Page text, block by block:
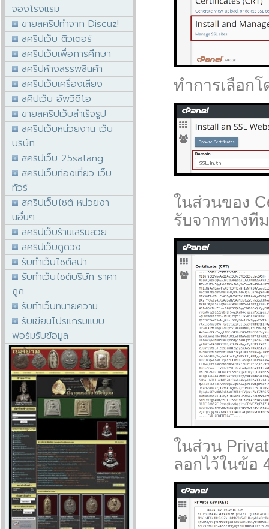
จองโรงแรม
ขายสคริปทำจาก Discuz!
สคริปเว็บ ติวเตอร์
สคริปเว็บเพื่อการศึกษา
สคริปห้างสรรพสินค้า
สคริปเว็บเครื่องเสียง
สคิปเว็บ อัพวีดีโอ
ขายสคริปเว็บสำเร็จรูป
สคริปเว็บหน่วยงาน เว็บ
บริษัท
สคริปเว็บ 25satang
สคริปเว็บท่องเที่ยว เว็บ
ทัวร์
สคริปเว็บไซต์ หน่วยงา
นอื่นๆ
สคริปเว็บร้านเสริมสวย
สคริปเว็บดูดวง
รับทำเว็บไซต์สปา
รับทำเว็บไซต์บริษัท ราคา
ถูก
รับทำเว็บทนายความ
รับเขียนโปรแกรมแบบ
ฟอร์มรับข้อมูล
ทำการเลือก
ในส่วนของ
รับจากทางที
ในส่วน
ลอกไว้ในข้อ